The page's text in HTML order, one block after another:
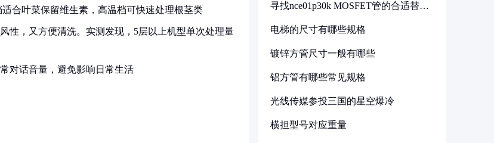
合叶菜保留维生素，高温档可快速处理根茎类
性，又方便清洗。实测发现，5层以上机型单次处理量
对话音量，避免影响日常生活
寻找nce01p30k MOSFET管的合适替代
电梯的尺寸有哪些规格
镀锌方管尺寸一般有哪些
铝方管有哪些常见规格
光线传媒参投三国的星空爆冷
横担型号对应重量